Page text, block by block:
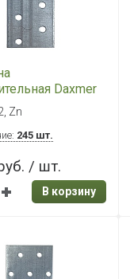
Daxmer
Zn, PS
Zn
245 шт.
/ шт.
В корзину